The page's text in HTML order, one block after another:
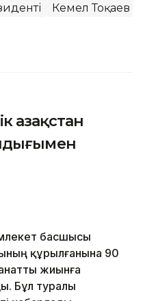
Кемел Тоқаев
Қазақстан
басшысы
құрылғанына 90
жиынға
Бұл туралы